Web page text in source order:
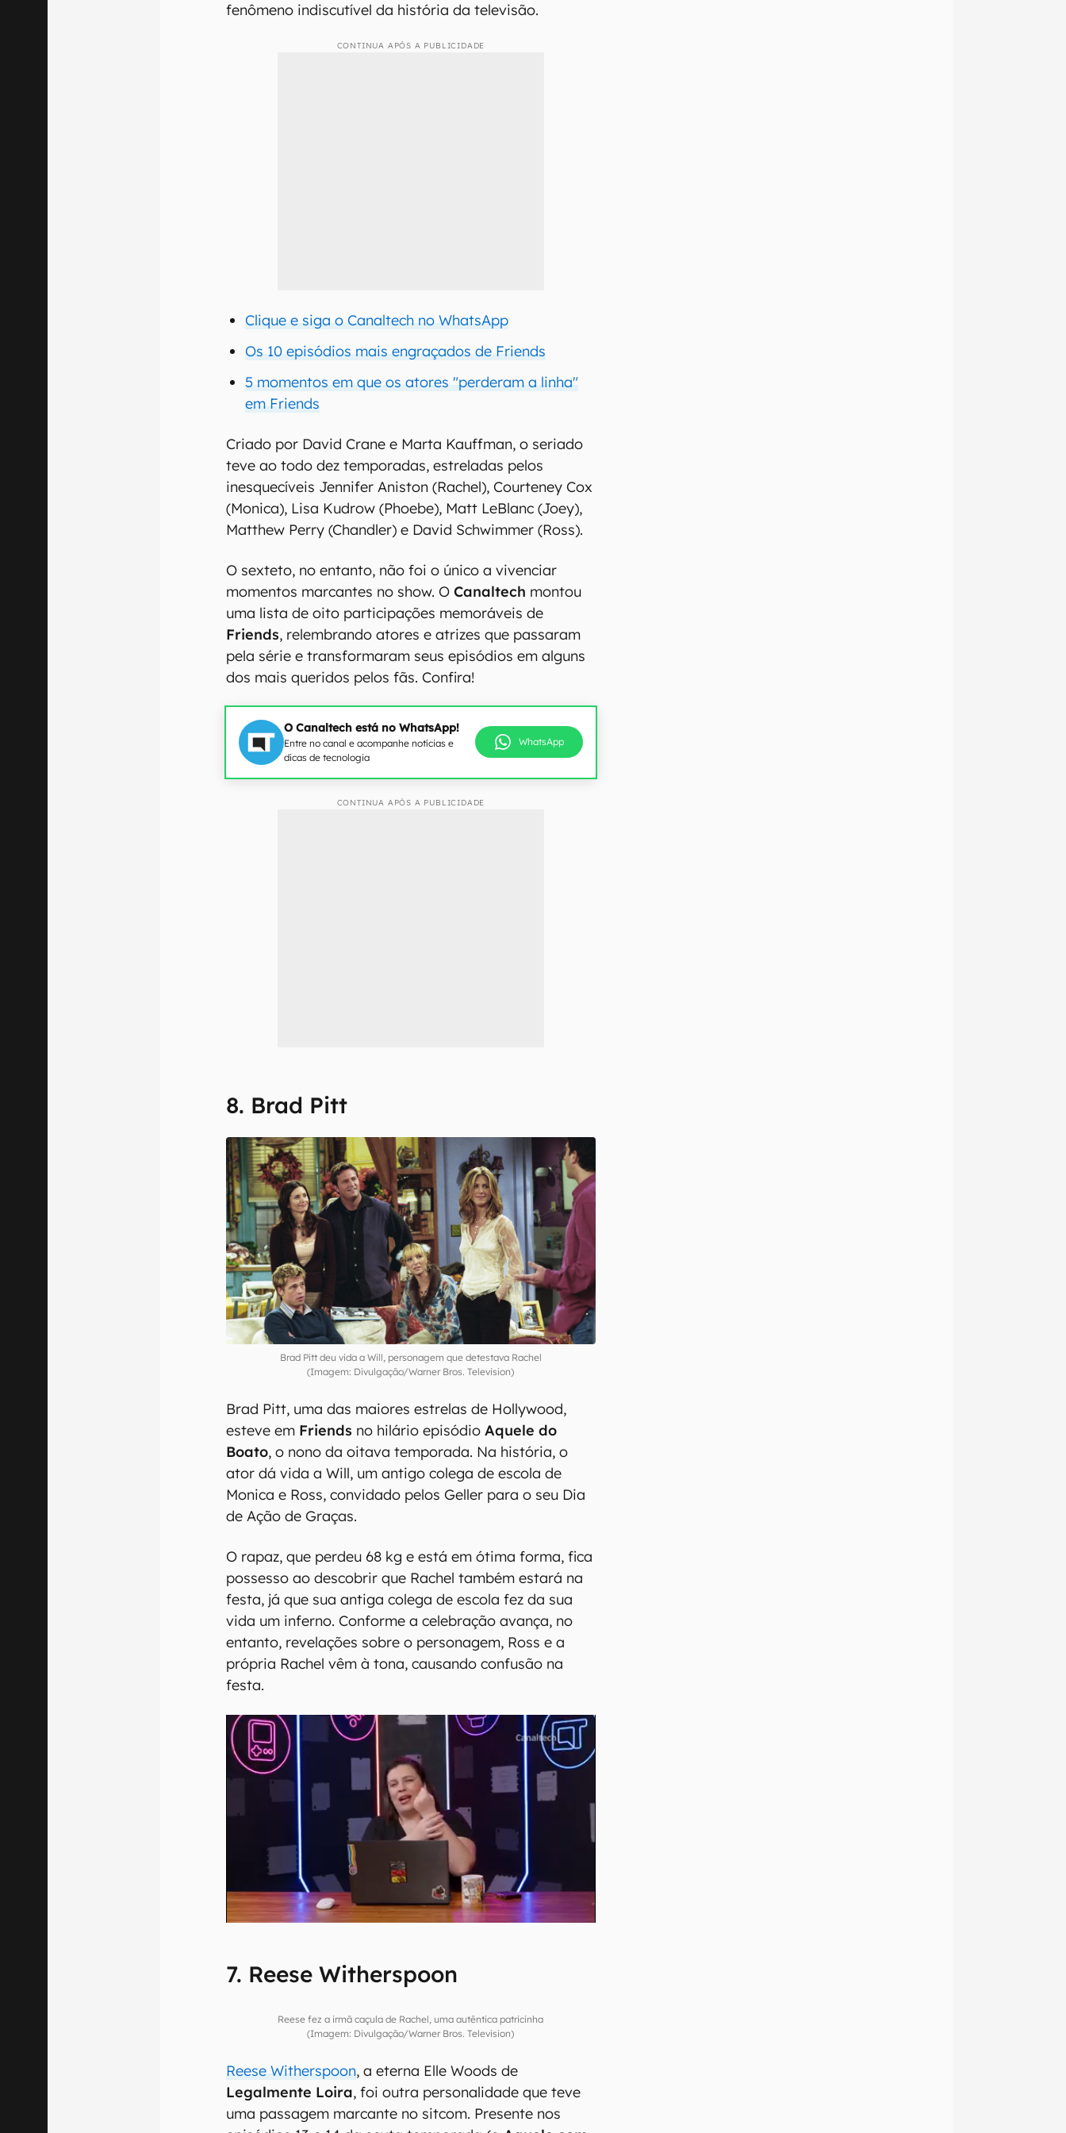
fenômeno indiscutível da história da televisão.
CONTINUA APÓS A PUBLICIDADE
Clique e siga o Canaltech no WhatsApp
Os 10 episódios mais engraçados de Friends
5 momentos em que os atores "perderam a linha"
em Friends
Criado por David Crane e Marta Kauffman, o seriado
teve ao todo dez temporadas, estreladas pelos
inesquecíveis Jennifer Aniston (Rachel), Courteney Cox
(Monica), Lisa Kudrow (Phoebe), Matt LeBlanc (Joey),
Matthew Perry (Chandler) e David Schwimmer (Ross).
O sexteto, no entanto, não foi o único a vivenciar
momentos marcantes no show. OCanaltech montou
uma lista de oito participações memoráveis de
Friends, relembrando atores e atrizes que passaram
pela série e transformaram seus episódios em alguns
dos mais queridos pelos fãs. Confira!
O Canaltech está no WhatsApp!
Entre no canal e acompanhe notícias e
dicas de tecnologia
WhatsApp
CONTINUA APÓS A PUBLICIDADE
8. Brad Pitt
Brad Pitt deu vida a Will, personagem que detestava Rachel
(Imagem: Divulgação/Warner Bros. Television)
Brad Pitt, uma das maiores estrelas de Hollywood,
esteve em Friends no hilário episódioAquele do
Boato, o nono da oitava temporada. Na história, o
ator dá vida a Will, um antigo colega de escola de
Monica e Ross, convidado pelos Geller para o seu Dia
de Ação de Graças.
O rapaz, que perdeu 68 kg e está em ótima forma, fica
possesso ao descobrir que Rachel também estará na
festa, já que sua antiga colega de escola fez da sua
vida um inferno. Conforme a celebração avança, no
entanto, revelações sobre o personagem, Ross e a
própria Rachel vêm à tona, causando confusão na
festa.
7. Reese Witherspoon
Reese fez a irmã caçula de Rachel, uma autêntica patricinha
(Imagem: Divulgação/Warner Bros. Television)
Reese Witherspoon, a eterna Elle Woods de
Legalmente Loira, foi outra personalidade que teve
uma passagem marcante no sitcom. Presente nos